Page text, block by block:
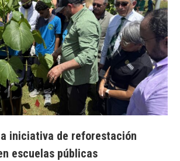
a iniciativa de reforestación
escuelas públicas